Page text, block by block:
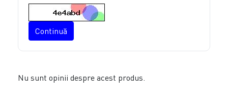
Continuă
Nu sunt opinii despre acest produs.